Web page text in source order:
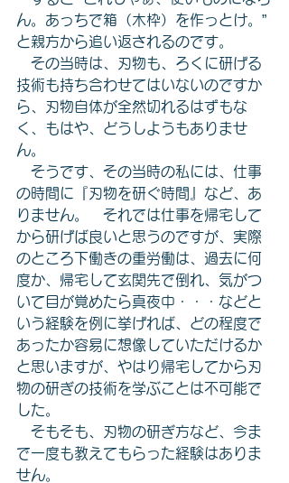
ん。あっちで箱（木枠）を作っとけ。”
と親方から追い返されるのです。
その当時は、刃物も、ろくに研げる
技術も持ち合わせてはいないのですか
ら、刃物自体が全然切れるはずもな
く、もはや、どうしようもありませ
ん。
そうです、その当時の私には、仕事
の時間に『刃物を研ぐ時間』など、あ
りません。　それでは仕事を帰宅して
から研げば良いと思うのですが、実際
のところ下働きの重労働は、過去に何
度か、帰宅して玄関先で倒れ、気がつ
いて目が覚めたら真夜中・・・などと
いう経験を例に挙げれば、どの程度で
あったか容易に想像していただけるか
と思いますが、やはり帰宅してから刃
物の研ぎの技術を学ぶことは不可能で
した。
そもそも、刃物の研ぎ方など、今ま
で一度も教えてもらった経験はありま
せん。